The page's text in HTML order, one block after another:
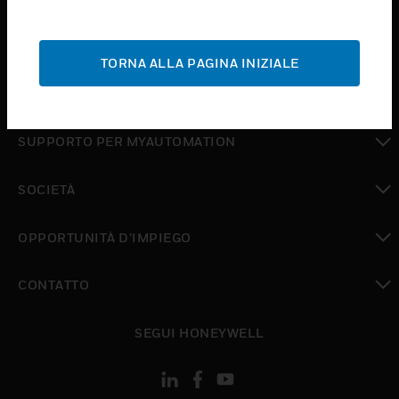
ASSISTENZA
toggle view
toggle view
SUPPORTO PER MYAUTOMATION
SOCIETÀ
OPPORTUNITÀ D’IMPIEGO
CONTATTO
SEGUI HONEYWELL
TORNA ALLA PAGINA INIZIALE